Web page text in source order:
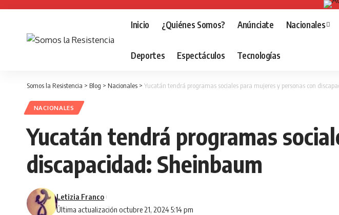
Inicio ¿Quiénes Somos? Anúnciate Nacionales
Deportes Espectáculos Tecnologías
Somos la Resistencia > Blog > Nacionales > Yucatán tendrá programas sociales para mujeres y personas con
NACIONALES
Yucatán tendrá programas
discapacidad: Sheinbaum
Última actualización octubre 21, 2024 5:14 pm
Letizia Franco